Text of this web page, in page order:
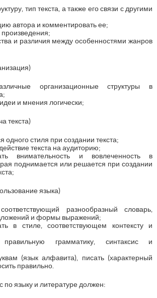
тип текста, а также его связи с другими
автора и комментировать ее;
и различия между особенностями жанров
организационные структуры в
и мнения логически;
текста)
одного стиля при создании текста;
текста на аудиторию;
внимательность и вовлеченность в
поднимается или решается при создании
языка)
разнообразный словарь,
и формы выражений;
в стиле, соответствующем контексту и
правильную грамматику, синтаксис и
(язык алфавита), писать (характерный
правильно.
по языку и литературе должен: